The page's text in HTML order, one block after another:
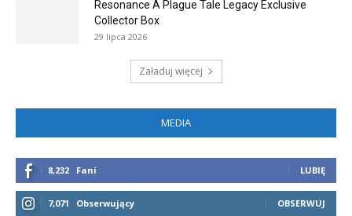
Resonance A Plague Tale Legacy Exclusive
Collector Box
29 lipca 2026
Załaduj więcej
MEDIA
8,232 Fani LUBIĘ
7,071 Obserwujący OBSERWUJ